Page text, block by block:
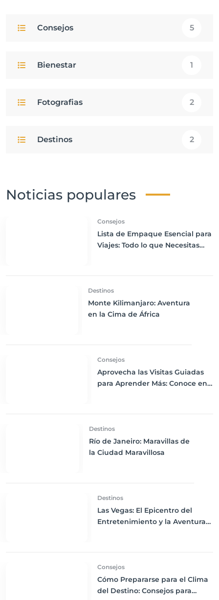
Consejos 5
Bienestar 1
Fotografias 2
Destinos 2
Noticias populares
Consejos
Lista de Empaque Esencial para
Viajes: Todo lo que Necesitas
Destinos
Monte Kilimanjaro: Aventura
en la Cima de África
Consejos
Aprovecha las Visitas Guiadas
para Aprender Más: Conoce en
Destinos
Río de Janeiro: Maravillas de
la Ciudad Maravillosa
Destinos
Las Vegas: El Epicentro del
Entretenimiento y la Aventura
Consejos
Cómo Prepararse para el Clima
del Destino: Consejos para